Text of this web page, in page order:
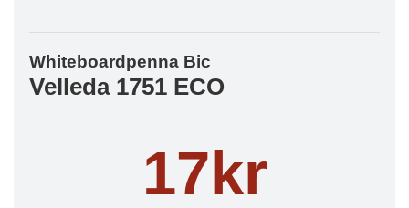
Whiteboardpenna Bic
Velleda 1751 ECO
17kr